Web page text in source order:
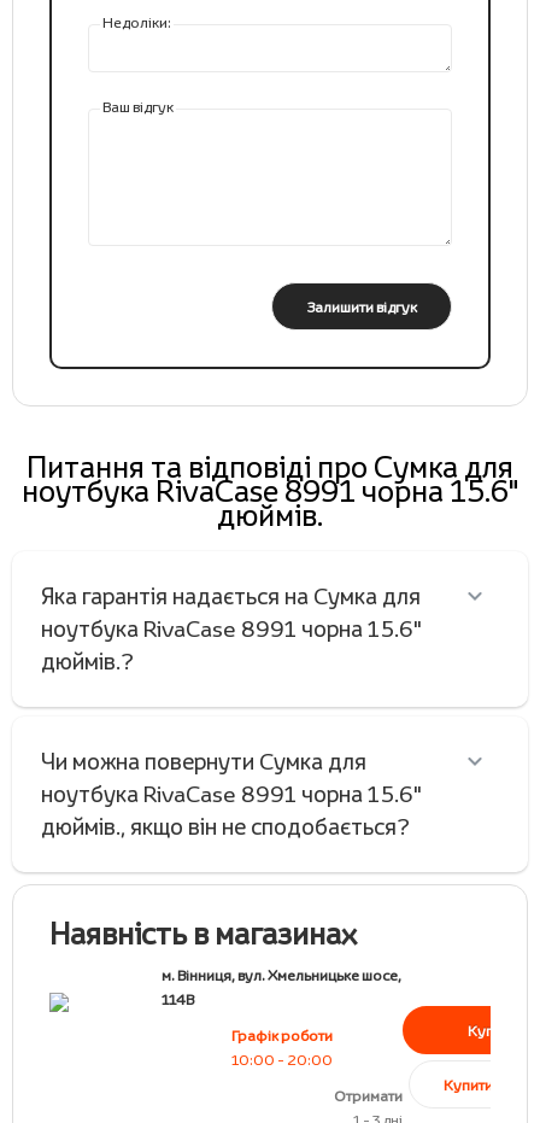
Недоліки:
Ваш відгук
Залишити відгук
Питання та відповіді про Cумка для
ноутбука RivaCase 8991 чорна 15.6"
дюймів.
Яка гарантія надається на Cумка для
ноутбука RivaCase 8991 чорна 15.6"
дюймів.?
Чи можна повернути Cумка для
ноутбука RivaCase 8991 чорна 15.6"
дюймів., якщо він не сподобається?
Наявність в магазинах
м. Вінниця, вул. Хмельницьке шосе,
114В
Графік роботи
10:00 - 20:00
Отримати
Купити
Купити в